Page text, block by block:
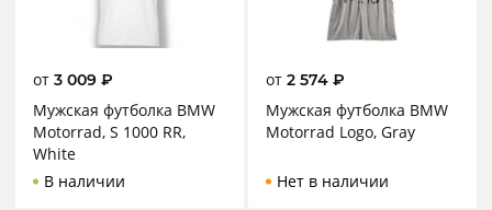
от 3 009 ₽
Мужская футболка BMW
Motorrad, S 1000 RR,
White
В наличии
от 2 574 ₽
Мужская футболка BMW
Motorrad Logo, Gray
Нет в наличии